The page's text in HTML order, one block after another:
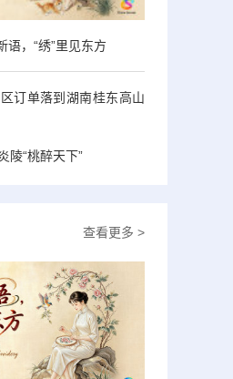
语，“绣”里见东方
订单落到湖南桂东高山
陵“桃醉天下”
查看更多 >